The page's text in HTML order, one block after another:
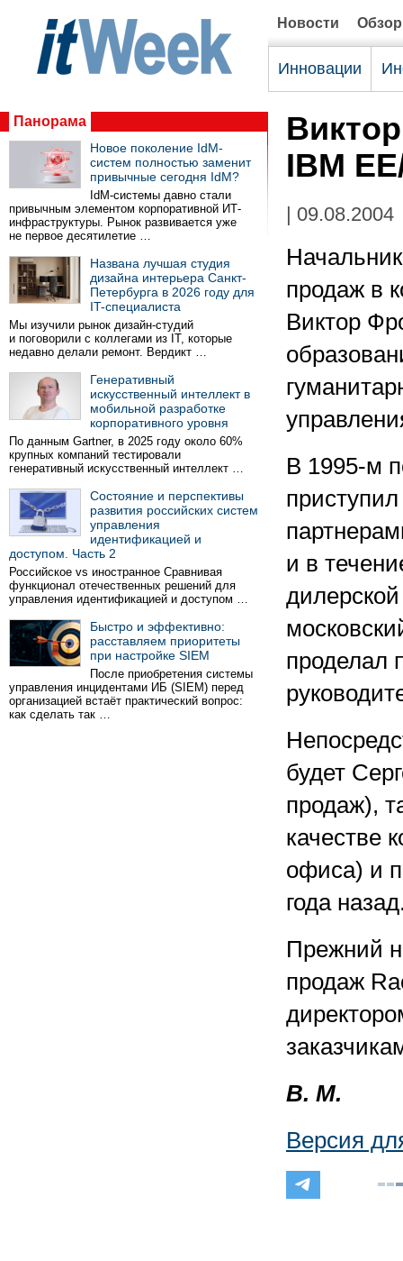
Новости
Инновации
Панорама
Новое поколение IdM-
систем полностью заменит
привычные сегодня IdM?
IdM-системы давно стали
привычным элементом корпоративной ИТ-
инфраструктуры. Рынок развивается уже
не первое десятилетие …
Названа лучшая студия
дизайна интерьера Санкт-
Петербурга в 2026 году для
IT-специалиста
Мы изучили рынок дизайн-студий
и поговорили с коллегами из IT, которые
недавно делали ремонт. Вердикт …
Генеративный
искусственный интеллект в
мобильной разработке
корпоративного уровня
По данным Gartner, в 2025 году около 60%
крупных компаний тестировали
генеративный искусственный интеллект …
Состояние и перспективы
развития российских систем
управления
идентификацией и
доступом. Часть 2
Российское vs иностранное Сравнивая
функционал отечественных решений для
управления идентификацией и доступом …
Быстро и эффективно:
расставляем приоритеты
при настройке SIEM
После приобретения системы
управления инцидентами ИБ (SIEM) перед
организацией встаёт практический вопрос:
как сделать так …
IBM
| 09.08.2004
продаж в
Виктор
В 1995-м
и в
проделал
будет
продаж),
качестве
офиса) и
года
Прежний
продаж
В. М.
Версия